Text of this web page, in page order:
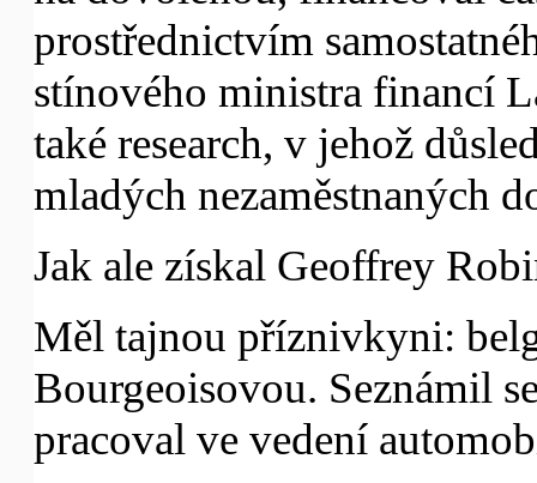
prostřednictvím
stínového ministra financí
také research, v jehož
mladých nezaměstnaných
Jak ale získal Geoffrey
Měl tajnou příznivkyni:
Bourgeoisovou. Seznámil
pracoval ve vedení